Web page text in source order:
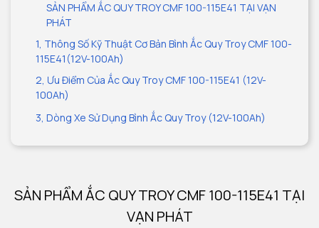
SẢN PHẨM ẮC QUY TROY CMF 100-115E41 TẠI VẠN
PHÁT
1, Thông Số Kỹ Thuật Cơ Bản Bình Ắc Quy Troy CMF 100-
115E41(12V-100Ah)
2, Ưu Điểm Của Ắc Quy Troy CMF 100-115E41 (12V-
100Ah)
3, Dòng Xe Sử Dụng Bình Ắc Quy Troy (12V-100Ah)
SẢN PHẨM ẮC QUY TROY CMF 100-115E41 TẠI
VẠN PHÁT